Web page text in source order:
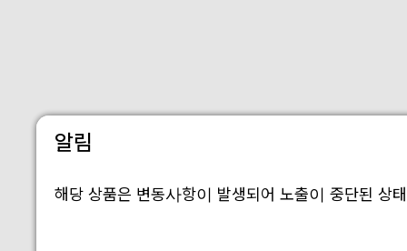
알림
해당 상품은 변동사항이 발생되어 노출이 중단된 상